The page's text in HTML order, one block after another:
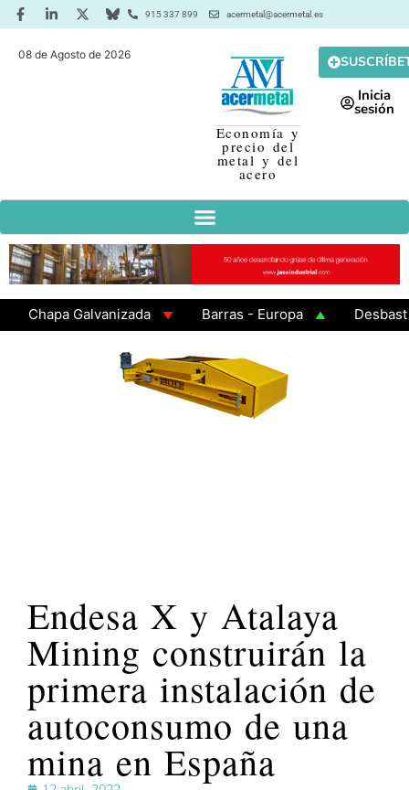
915 337 899 acermetal@acermetal.es
08 de Agosto de 2026
Economía y
precio del
metal y del
acero
Inicia
sesión
Galvanizada Barras - Europa
Desbaste -
Endesa X y Atalaya
Mining construirán la
primera instalación de
autoconsumo de una
mina en España